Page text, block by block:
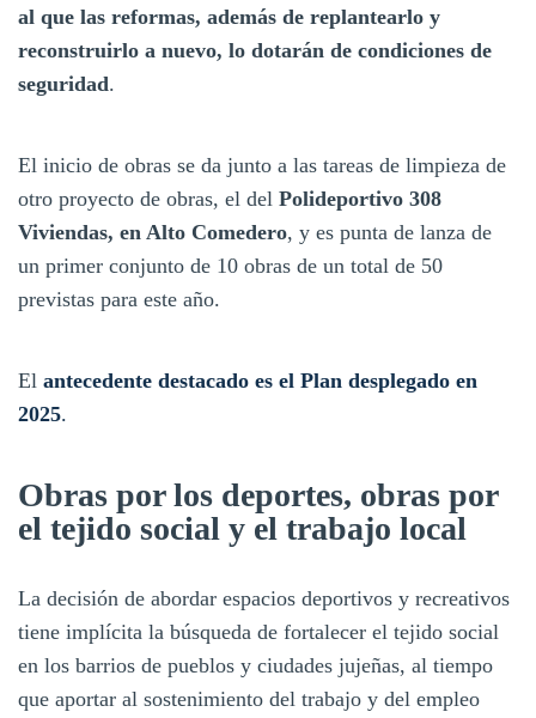
al que las reformas, además de replantearlo y
reconstruirlo a nuevo, lo dotarán de condiciones de
seguridad.
El inicio de obras se da junto a las tareas de limpieza de
otro proyecto de obras, el del Polideportivo 308
Viviendas, en Alto Comedero, y es punta de lanza de
un primer conjunto de 10 obras de un total de 50
previstas para este año.
El antecedente destacado es el Plan desplegado en
2025.
Obras por los deportes, obras por
el tejido social y el trabajo local
La decisión de abordar espacios deportivos y recreativos
tiene implícita la búsqueda de fortalecer el tejido social
en los barrios de pueblos y ciudades jujeñas, al tiempo
que aportar al sostenimiento del trabajo y del empleo